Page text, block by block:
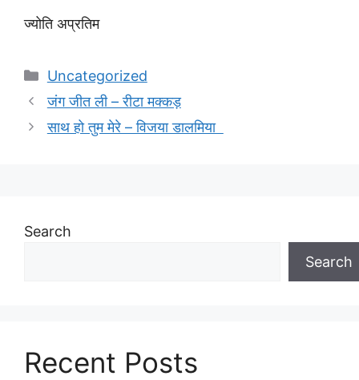
ज्योति अप्रतिम
Categories
Uncategorized
जंग जीत ली – रीटा मक्कड़
साथ हो तुम मेरे – विजया डालमिया
Search
Search
Recent Posts